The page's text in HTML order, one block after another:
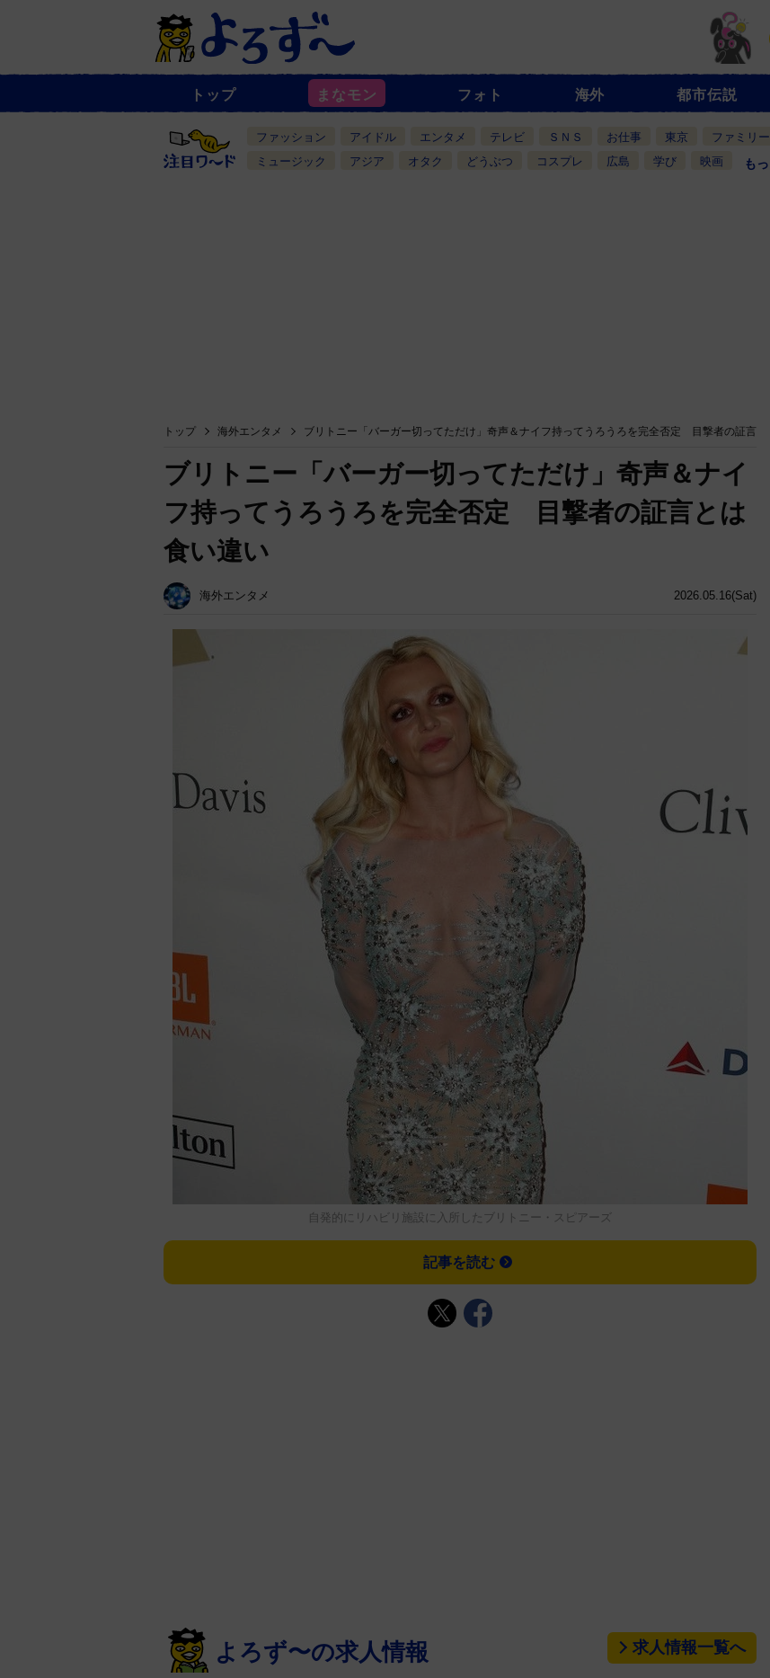
ュ
一
覧
トップ まなモン フォト 海外 都市伝説
ファッション アイドル エンタメ テレビ ＳＮＳ お仕事 東京 ファミリー
ミュージック
アジア オタク どうぶつ コスプレ 広島 学び 映画 も
トップ 海外エンタメ ブリトニー「バーガー切ってただけ」奇声＆ナイフ持ってうろうろを完全否定 目撃者の証言
2026.05.16(Sat)
ブリトニー「バーガー切ってただけ」奇声＆ナイ
フ持ってうろうろを完全否定 目撃者の証言とは
食い違い
海外エンタメ
自発的にリハビリ施設に入所したブリトニー・スピアーズ
記事を読む
よろず〜の求人情報 求人情報一覧へ